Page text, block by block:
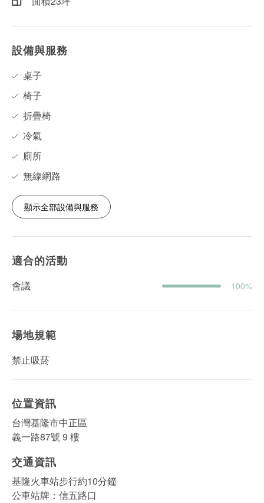
設備與服務
桌子
椅子
折疊椅
冷氣
廁所
無線網路
顯示全部設備與服務
適合的活動
會議 100%
場地規範
禁止吸菸
位置資訊
台灣基隆市中正區
義一路87號 9 樓
交通資訊
基隆火車站步行約10分鐘
公車站牌：信五路口